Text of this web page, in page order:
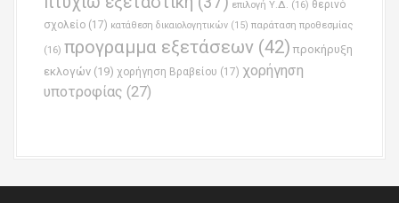
επιλογή Υ.Δ. (16) θερινό
σχολείο (17) κατάθεση δικαιολογητικών (15) παράταση προθεσμίας
(16) προγραμμα εξετάσεων (42) προκήρυξη
εκλογών (19) χορήγηση Βραβείου (17) χορήγηση
υποτροφίας (27)